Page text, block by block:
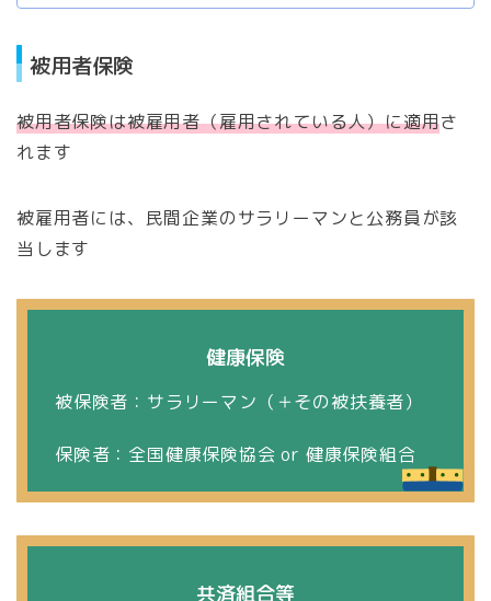
被用者保険
被用者保険は被雇用者（雇用されている人）に適用さ
れます
被雇用者には、民間企業のサラリーマンと公務員が該
当します
健康保険
被保険者：サラリーマン（＋その被扶養者）
保険者：全国健康保険協会 or 健康保険組合
共済組合等